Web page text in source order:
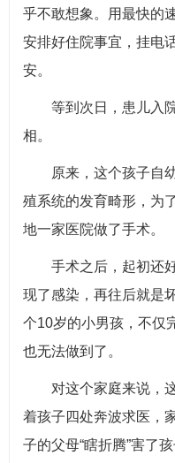
乎不敢想象。用最快的
安排好住院事宜，挂电
安。
等到次日，患儿入
相。
原来，这个孩子自
殖系统的发育畸形，为
地一家医院做了手术。
手术之后，起初还
现了感染，再往后就是
个10岁的小男孩，不仅
也无法做到了。
对这个家庭来说，
着孩子四处奔波求医，
子的父母“瞎折腾”害了